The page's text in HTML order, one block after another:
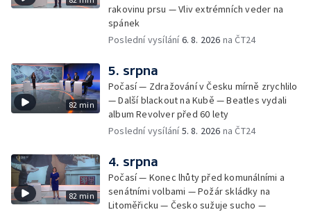
rakovinu prsu — Vliv extrémních veder na
spánek
Poslední vysílání6. 8. 2026 na ČT24
82 min
5. srpna
Počasí — Zdražování v Česku mírně zrychlilo
— Další blackout na Kubě — Beatles vydali
album Revolver před 60 lety
Poslední vysílání5. 8. 2026 na ČT24
82 min
4. srpna
Počasí — Konec lhůty před komunálními a
senátními volbami — Požár skládky na
Litoměřicku — Česko sužuje sucho —